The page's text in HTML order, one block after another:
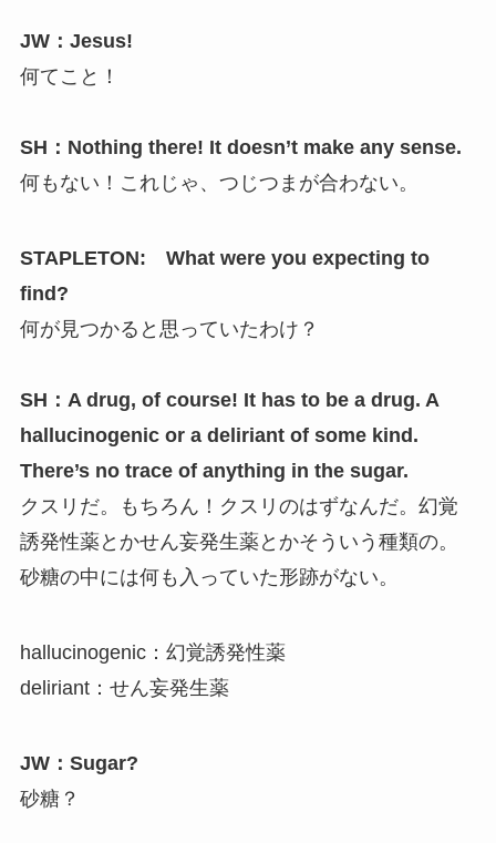
JW：Jesus!
何てこと！
SH：Nothing there! It doesn’t make any sense.
何もない！これじゃ、つじつまが合わない。
STAPLETON: What were you expecting to
find?
何が見つかると思っていたわけ？
SH：A drug, of course! It has to be a drug. A
hallucinogenic or a deliriant of some kind.
There’s no trace of anything in the sugar.
クスリだ。もちろん！クスリのはずなんだ。幻覚
誘発性薬とかせん妄発生薬とかそういう種類の。
砂糖の中には何も入っていた形跡がない。
hallucinogenic：幻覚誘発性薬
deliriant：せん妄発生薬
JW：Sugar?
砂糖？